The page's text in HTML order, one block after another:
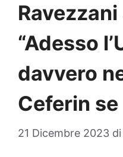
“Adesso
davvero
Ceferin
21 Dicembre 2023 di